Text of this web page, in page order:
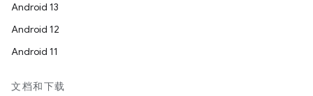
Android 13
Android 12
Android 11
文档和下载